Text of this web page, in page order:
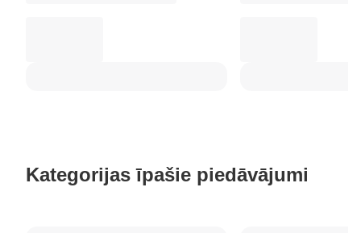
Kategorijas īpašie piedāvājumi